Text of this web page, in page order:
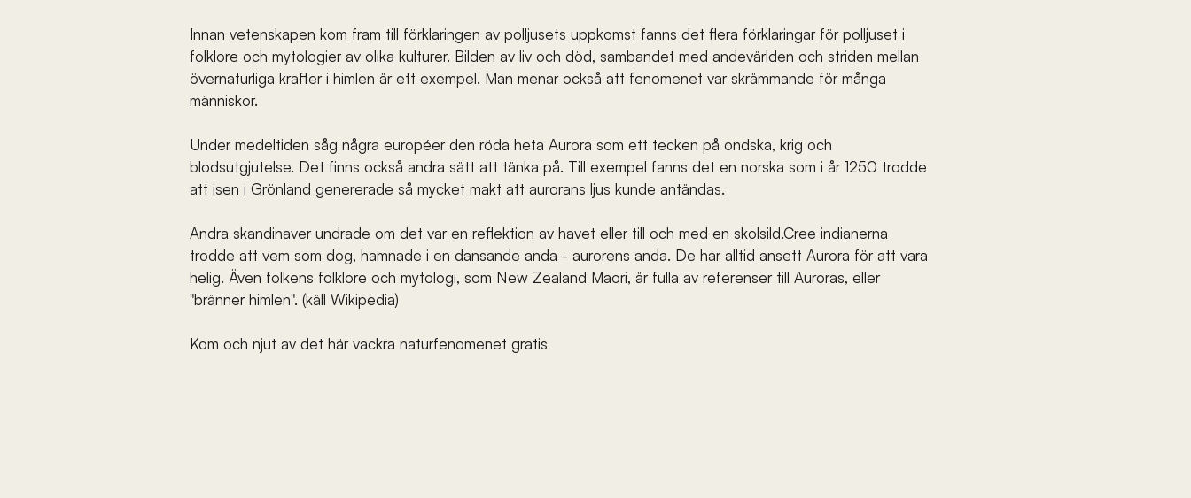
Innan vetenskapen kom fram till förklaringen av polljusets uppkomst fanns det flera förklaringar för polljuset i
folklore och mytologier av olika kulturer. Bilden av liv och död, sambandet med andevärlden och striden mellan
övernaturliga krafter i himlen är ett exempel. Man menar också att fenomenet var skrämmande för många
människor.
Under medeltiden såg några européer den röda heta Aurora som ett tecken på ondska, krig och
blodsutgjutelse. Det finns också andra sätt att tänka på. Till exempel fanns det en norska som i år 1250 trodde
att isen i Grönland genererade så mycket makt att aurorans ljus kunde antändas.
Andra skandinaver undrade om det var en reflektion av havet eller till och med en skolsild.Cree indianerna
trodde att vem som dog, hamnade i en dansande anda - aurorens anda. De har alltid ansett Aurora för att vara
helig. Även folkens folklore och mytologi, som New Zealand Maori, är fulla av referenser till Auroras, eller
"bränner himlen". (käll Wikipedia)
Kom och njut av det här vackra naturfenomenet gratis